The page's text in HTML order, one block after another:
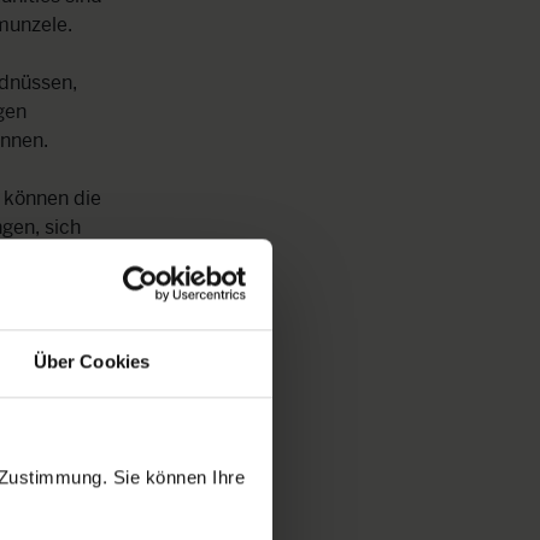
Über Cookies
Sie können Ihre
die
sich
zu
können.
so